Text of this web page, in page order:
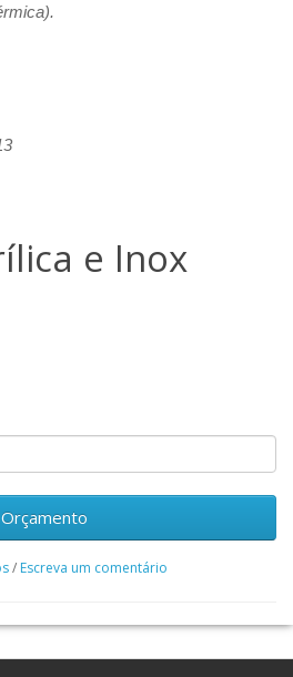
e Inox
Orçamento
/ Escreva um comentário